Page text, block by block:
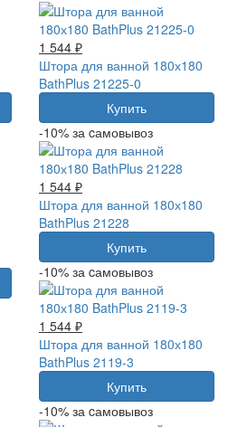
1 544 ₽
Штора для ванной 180х180
BathPlus 21225-0
Купить
-10% за cамовывоз
1 544 ₽
Штора для ванной 180х180
BathPlus 21228
Купить
-10% за cамовывоз
1 544 ₽
Штора для ванной 180х180
BathPlus 2119-3
Купить
-10% за cамовывоз